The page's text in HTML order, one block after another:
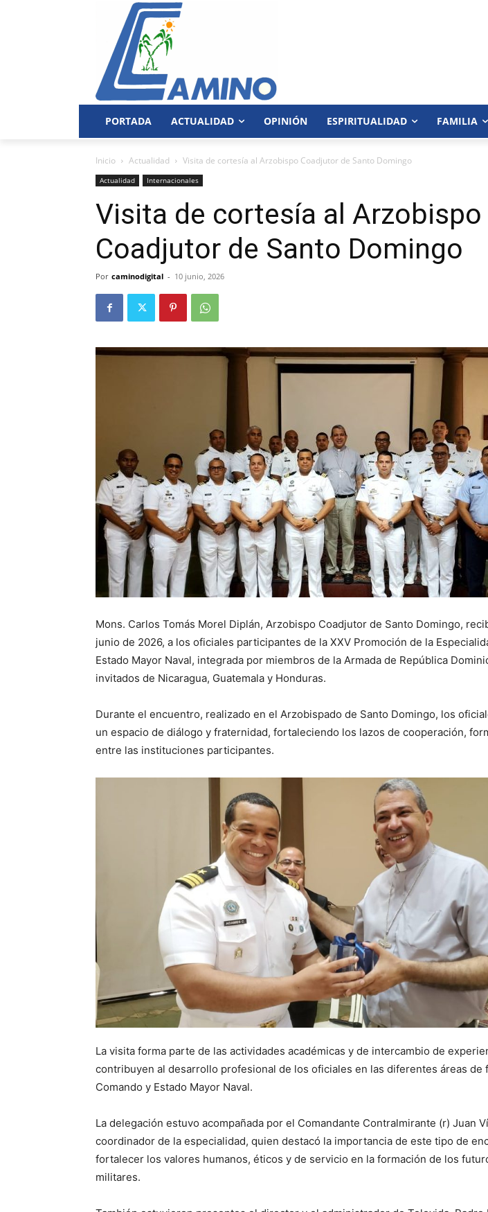
PORTADA ACTUALIDAD OPINIÓN ESPIRITUALIDAD FAMILIA
Inicio Actualidad Visita de cortesía al Arzobispo Coadjutor de Santo Domingo
Actualidad Internacionales
Visita de cortesía al Arzobispo
Coadjutor de Santo Domingo
Por caminodigital - 10 junio, 2026
Mons. Carlos Tomás Morel Diplán, Arzobispo Coadjutor de Santo Domingo,
junio de 2026, a los oficiales participantes de la XXV Promoción de la
Estado Mayor Naval, integrada por miembros de la Armada de República
invitados de Nicaragua, Guatemala y Honduras.
Durante el encuentro, realizado en el Arzobispado de Santo Domingo, los
un espacio de diálogo y fraternidad, fortaleciendo los lazos de cooperación,
entre las instituciones participantes.
La visita forma parte de las actividades académicas y de intercambio de
contribuyen al desarrollo profesional de los oficiales en las diferentes áreas de
Comando y Estado Mayor Naval.
La delegación estuvo acompañada por el Comandante Contralmirante (r) Juan
coordinador de la especialidad, quien destacó la importancia de este tipo de
fortalecer los valores humanos, éticos y de servicio en la formación de los
militares.